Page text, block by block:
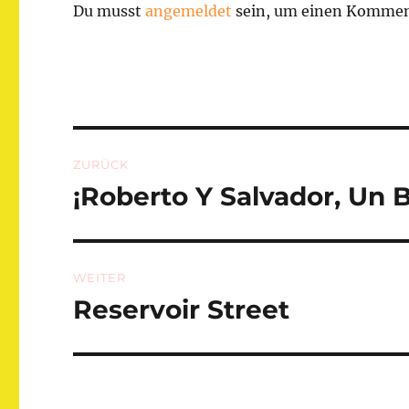
Du musstangemeldet sein, um einen
ZURÜCK
Vorheriger
¡Roberto Y Salvador, Un
WEITER
Nächster
Reservoir Street